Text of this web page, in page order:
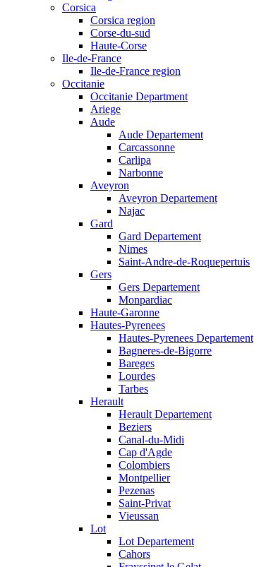
Corsica
Corsica region
Corse-du-sud
Haute-Corse
Ile-de-France
Ile-de-France region
Occitanie
Occitanie Department
Ariege
Aude
Aude Departement
Carcassonne
Carlipa
Narbonne
Aveyron
Aveyron Departement
Najac
Gard
Gard Departement
Nimes
Saint-Andre-de-Roquepertuis
Gers
Gers Departement
Monpardiac
Haute-Garonne
Hautes-Pyrenees
Hautes-Pyrenees Departement
Bagneres-de-Bigorre
Bareges
Lourdes
Tarbes
Herault
Herault Departement
Beziers
Canal-du-Midi
Cap d'Agde
Colombiers
Montpellier
Pezenas
Saint-Privat
Vieussan
Lot
Lot Departement
Cahors